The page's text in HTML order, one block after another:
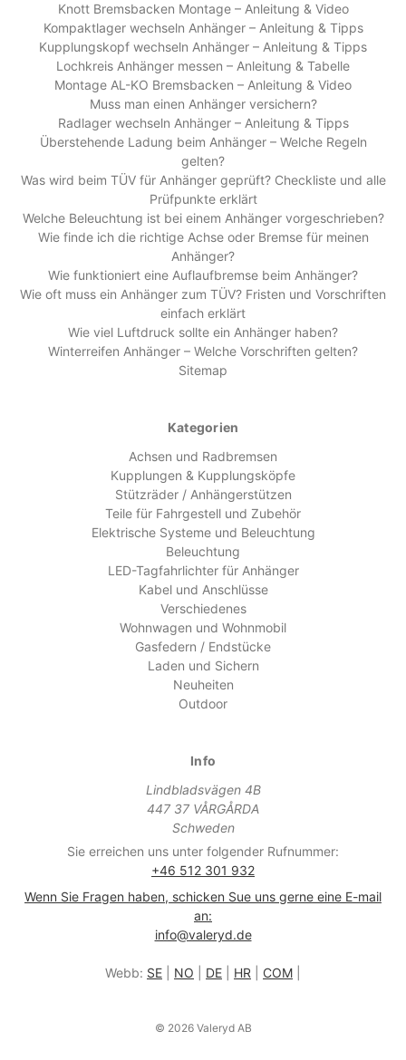
Knott Bremsbacken Montage – Anleitung & Video
Kompaktlager wechseln Anhänger – Anleitung & Tipps
Kupplungskopf wechseln Anhänger – Anleitung & Tipps
Lochkreis Anhänger messen – Anleitung & Tabelle
Montage AL-KO Bremsbacken – Anleitung & Video
Muss man einen Anhänger versichern?
Radlager wechseln Anhänger – Anleitung & Tipps
Überstehende Ladung beim Anhänger – Welche Regeln
gelten?
Was wird beim TÜV für Anhänger geprüft? Checkliste und alle
Prüfpunkte erklärt
Welche Beleuchtung ist bei einem Anhänger vorgeschrieben?
Wie finde ich die richtige Achse oder Bremse für meinen
Anhänger?
Wie funktioniert eine Auflaufbremse beim Anhänger?
Wie oft muss ein Anhänger zum TÜV? Fristen und Vorschriften
einfach erklärt
Wie viel Luftdruck sollte ein Anhänger haben?
Winterreifen Anhänger – Welche Vorschriften gelten?
Sitemap
Kategorien
Achsen und Radbremsen
Kupplungen & Kupplungsköpfe
Stützräder / Anhängerstützen
Teile für Fahrgestell und Zubehör
Elektrische Systeme und Beleuchtung
Beleuchtung
LED-Tagfahrlichter für Anhänger
Kabel und Anschlüsse
Verschiedenes
Wohnwagen und Wohnmobil
Gasfedern / Endstücke
Laden und Sichern
Neuheiten
Outdoor
Info
Lindbladsvägen 4B
447 37 VÅRGÅRDA
Schweden
Sie erreichen uns unter folgender Rufnummer:
+46 512 301 932
Wenn Sie Fragen haben, schicken Sue uns gerne eine E-mail
an:
info@valeryd.de
Webb: SE NO DE HR COM
© 2026 Valeryd AB